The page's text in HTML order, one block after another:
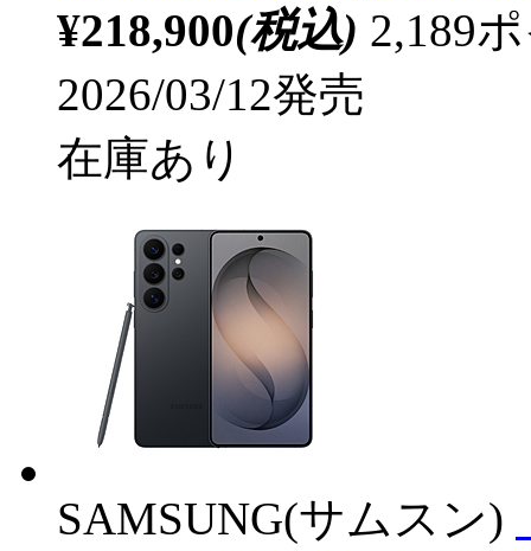
¥218,900(税込) 2,189
2026/03/12発売
在庫あり
SAMSUNG(サムスン)